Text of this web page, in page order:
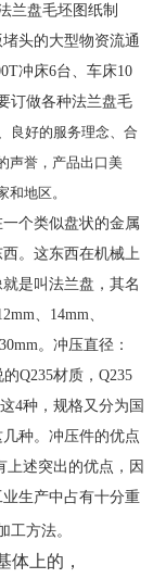
兰盘毛坯图纸制
头的大型物资流通
冲床6台、车床10
订做各种法兰盘毛
良好的服务理念、合
声誉，产品出口美
和地区。
个类似盘状的金属
。这东西在机械上
是叫法兰盘，其名
、14mm、
。冲压直径：
Q235材质，Q235
4种，规格又分为国
种。冲压件的优点
上述突出的优点，因
生产中占有十分重
工方法。
体上的，